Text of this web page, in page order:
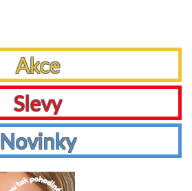
Akce
Slevy
Novinky